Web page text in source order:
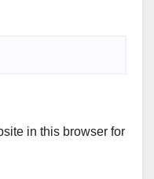
in this browser for